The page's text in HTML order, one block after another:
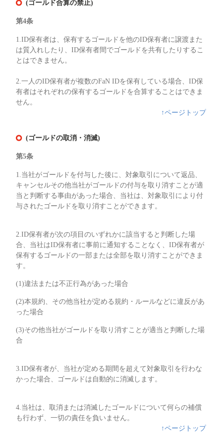
(ゴールド合算の禁止)
第4条
1.ID保有者は、保有するゴールドを他のID保有者に譲渡また
は質入れしたり、ID保有者間でゴールドを共有したりするこ
とはできません。
2.一人のID保有者が複数のFaN IDを保有している場合、ID保
有者はそれぞれの保有するゴールドを合算することはできま
せん。
↑ページトップ
(ゴールドの取消・消滅)
第5条
1.当社がゴールドを付与した後に、対象取引について返品、
キャンセルその他当社がゴールドの付与を取り消すことが適
当と判断する事由があった場合、当社は、対象取引により付
与されたゴールドを取り消すことができます。
2.ID保有者が次の項目のいずれかに該当すると判断した場
合、当社はID保有者に事前に通知することなく、ID保有者が
保有するゴールドの一部または全部を取り消すことができま
す。
(1)違法または不正行為があった場合
(2)本規約、その他当社が定める規約・ルールなどに違反があ
った場合
(3)その他当社がゴールドを取り消すことが適当と判断した場
合
3.ID保有者が、当社が定める期間を超えて対象取引を行わな
かった場合、ゴールドは自動的に消滅します。
4.当社は、取消または消滅したゴールドについて何らの補償
も行わず、一切の責任を負いません。
↑ページトップ